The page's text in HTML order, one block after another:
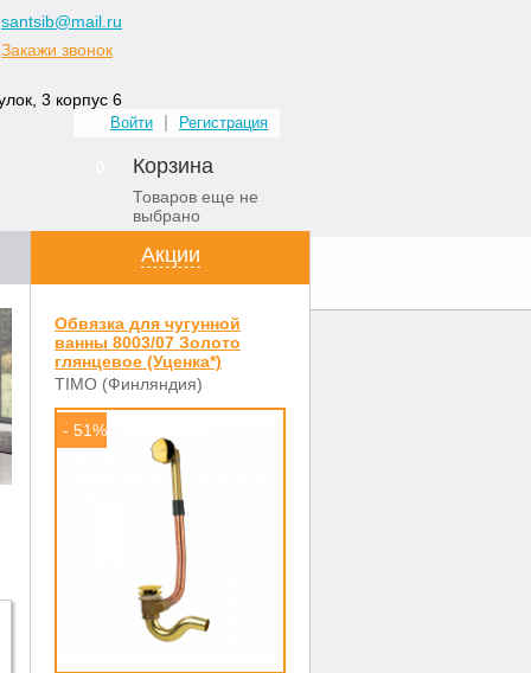
santsib@mail.ru
Закажи звонок
3 корпус 6
Войти Регистрация
Корзина
Товаров еще не
выбрано
Контакты
Акции
Обвязка для чугунной
ванны 8003/07 Золото
глянцевое (Уценка*)
TIMO (Финляндия)
- 51%